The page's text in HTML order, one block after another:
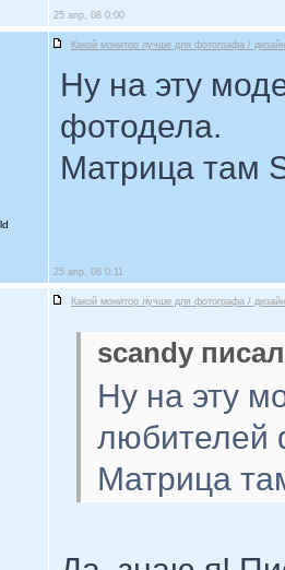
25 апр, 08 0:00
Какой монитор лучше для фотографа /
Ну на эту
фотодела.
Матрица там
25 апр, 08 0:11
Какой монитор лучше для фотографа /
scandy
Ну на эту
любителей
Матрица